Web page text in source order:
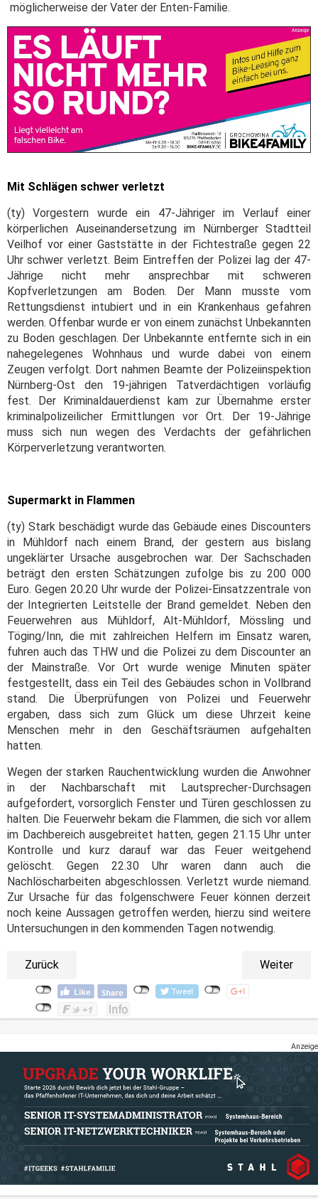
möglicherweise der Vater der Enten-Familie.
Mit Schlägen schwer verletzt
(ty) Vorgestern wurde ein 47-Jähriger im Verlauf einer
körperlichen Auseinandersetzung im Nürnberger Stadtteil
Veilhof vor einer Gaststätte in der Fichtestraße gegen 22
Uhr schwer verletzt. Beim Eintreffen der Polizei lag der 47-
Jährige nicht mehr ansprechbar mit schweren
Kopfverletzungen am Boden. Der Mann musste vom
Rettungsdienst intubiert und in ein Krankenhaus gefahren
werden. Offenbar wurde er von einem zunächst Unbekannten
zu Boden geschlagen. Der Unbekannte entfernte sich in ein
nahegelegenes Wohnhaus und wurde dabei von einem
Zeugen verfolgt. Dort nahmen Beamte der Polizeiinspektion
Nürnberg-Ost den 19-jährigen Tatverdächtigen vorläufig
fest. Der Kriminaldauerdienst kam zur Übernahme erster
kriminalpolizeilicher Ermittlungen vor Ort. Der 19-Jährige
muss sich nun wegen des Verdachts der gefährlichen
Körperverletzung verantworten.
Supermarkt in Flammen
(ty) Stark beschädigt wurde das Gebäude eines Discounters
in Mühldorf nach einem Brand, der gestern aus bislang
ungeklärter Ursache ausgebrochen war. Der Sachschaden
beträgt den ersten Schätzungen zufolge bis zu 200 000
Euro. Gegen 20.20 Uhr wurde der Polizei-Einsatzzentrale von
der Integrierten Leitstelle der Brand gemeldet. Neben den
Feuerwehren aus Mühldorf, Alt-Mühldorf, Mössling und
Töging/Inn, die mit zahlreichen Helfern im Einsatz waren,
fuhren auch das THW und die Polizei zu dem Discounter an
der Mainstraße. Vor Ort wurde wenige Minuten später
festgestellt, dass ein Teil des Gebäudes schon in Vollbrand
stand. Die Überprüfungen von Polizei und Feuerwehr
ergaben, dass sich zum Glück um diese Uhrzeit keine
Menschen mehr in den Geschäftsräumen aufgehalten
hatten.
Wegen der starken Rauchentwicklung wurden die Anwohner
in der Nachbarschaft mit Lautsprecher-Durchsagen
aufgefordert, vorsorglich Fenster und Türen geschlossen zu
halten. Die Feuerwehr bekam die Flammen, die sich vor allem
im Dachbereich ausgebreitet hatten, gegen 21.15 Uhr unter
Kontrolle und kurz darauf war das Feuer weitgehend
gelöscht. Gegen 22.30 Uhr waren dann auch die
Nachlöscharbeiten abgeschlossen. Verletzt wurde niemand.
Zur Ursache für das folgenschwere Feuer können derzeit
noch keine Aussagen getroffen werden, hierzu sind weitere
Untersuchungen in den kommenden Tagen notwendig.
Zurück Weiter
Anzeige